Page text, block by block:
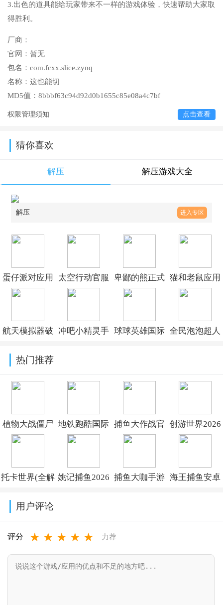
3.出色的道具能给玩家带来不一样的游戏体验，快速帮助大家取
得胜利。
厂商：
官网： 暂无
包名： com.fcxx.slice.zynq
名称： 这也能切
MD5值： 8bbbf63c94d92d0b1655c85e08a4c7bf
权限管理须知 点击查看
猜你喜欢
解压 解压游戏大全
解压 进入专区
蛋仔派对应用
宝渠道服最新
太空行动官服
下载手机版
卑鄙的熊正式
版(卑鄙的熊解
猫和老鼠应用
宝渠道服安装
航天模拟器破
v1.5.10.6
冲吧小精灵手 球球英雄国际 全民泡泡超人
热门推荐
植物大战僵尸
杂交版重制版
v0.19.1.0
地铁跑酷国际
服破解版下载
Surf)v3.61.1
捕鱼大作战官
方版2026下载
创游世界2026
最新版下载
托卡世界(全解 姚记捕鱼2026 捕鱼大咖手游 海王捕鱼安卓
用户评论
评分 ★ ★ ★ ★ ★ 力荐